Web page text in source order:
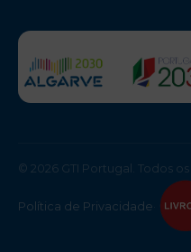
© 2026 GTI Portugal. Todos
Política de Privacidade